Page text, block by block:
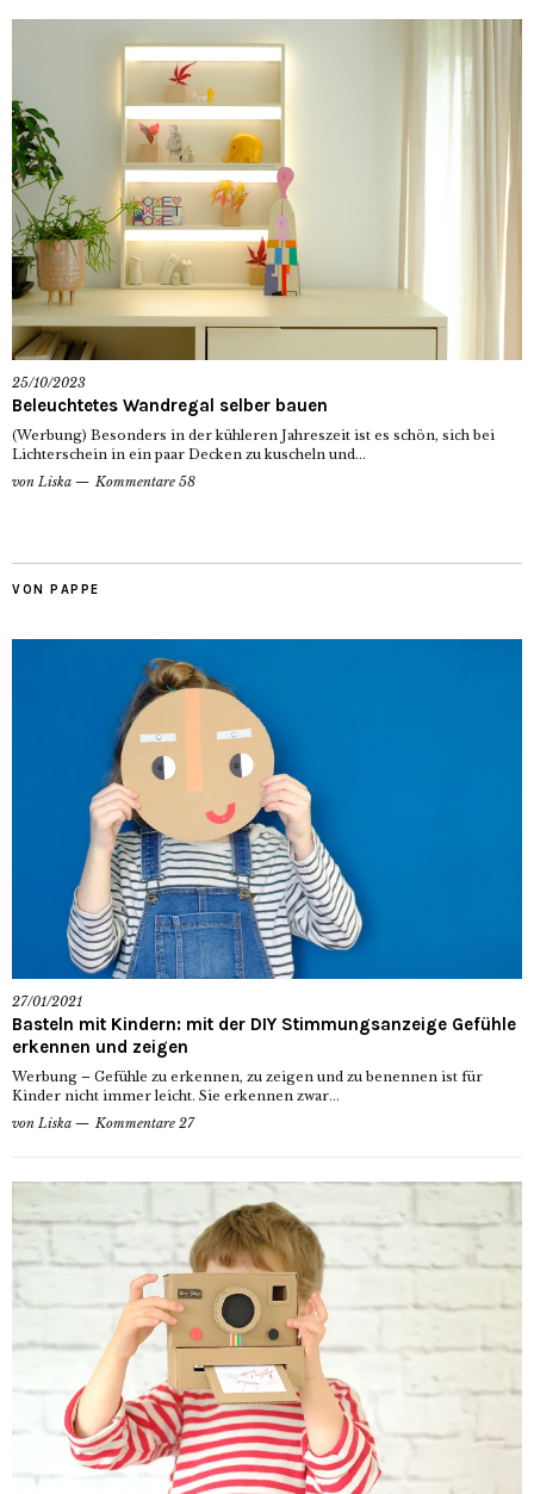
25/10/2023
Beleuchtetes Wandregal selber bauen
(Werbung) Besonders in der kühleren Jahreszeit ist es schön, sich bei
Lichterschein in ein paar Decken zu kuscheln und...
von Liska Kommentare 58
VON PAPPE
27/01/2021
Basteln mit Kindern: mit der DIY Stimmungsanzeige Gefühle
erkennen und zeigen
Werbung – Gefühle zu erkennen, zu zeigen und zu benennen ist für
Kinder nicht immer leicht. Sie erkennen zwar...
von Liska Kommentare 27